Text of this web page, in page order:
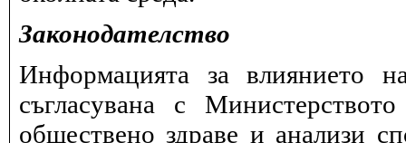
Законодателство
Информацията за влиянието
съгласувана с
обществено здраве и анализи